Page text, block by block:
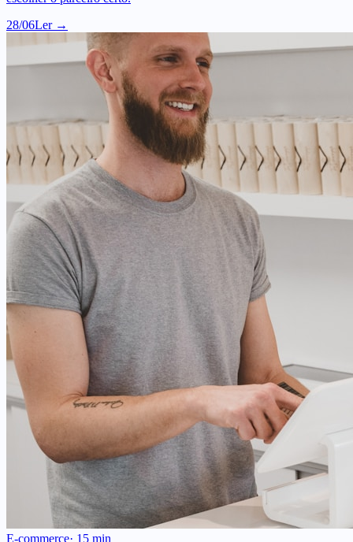
E-commerce·15min
Criar Loja Online em Portugal com Multibanco e